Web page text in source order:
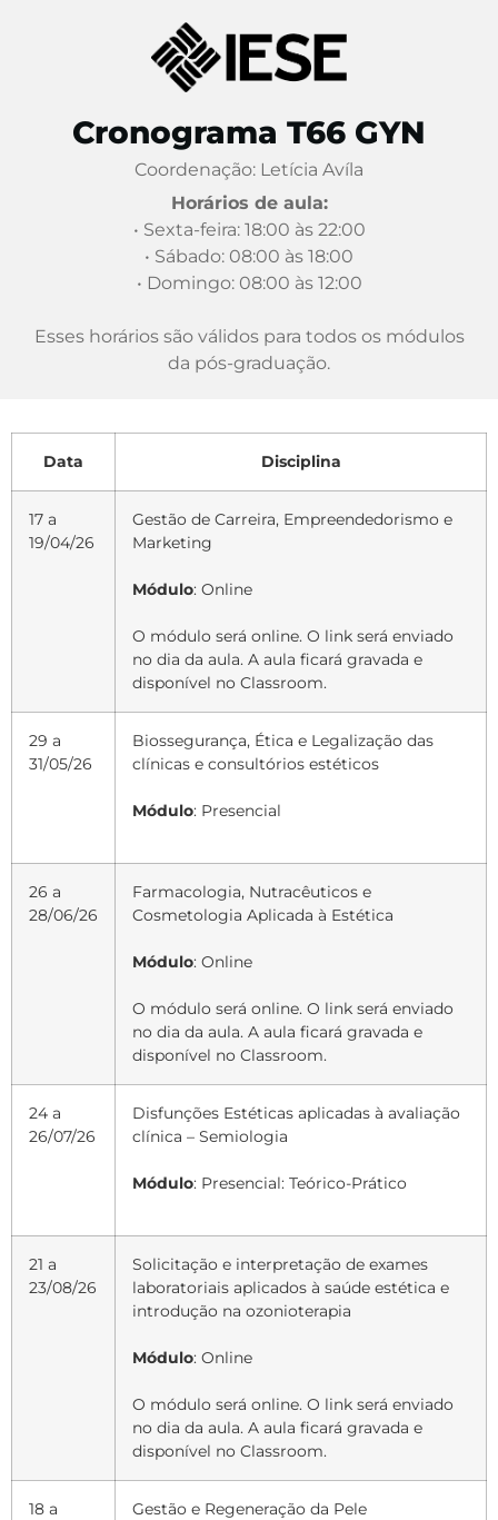
Cronograma T66 GYN
Coordenação: Letícia Avíla
Horários de aula:
• Sexta-feira: 18:00 às 22:00
• Sábado: 08:00 às 18:00
• Domingo: 08:00 às 12:00
Esses horários são válidos para todos os módulos
da pós-graduação.
Data Disciplina
17 a
19/04/26
Gestão de Carreira, Empreendedorismo e
Marketing
Módulo: Online
O módulo será online. O link será enviado
no dia da aula. A aula ficará gravada e
disponível no Classroom.
29 a
31/05/26
Biossegurança, Ética e Legalização das
clínicas e consultórios estéticos
Módulo: Presencial
26 a
28/06/26
Farmacologia, Nutracêuticos e
Cosmetologia Aplicada à Estética
Módulo: Online
O módulo será online. O link será enviado
no dia da aula. A aula ficará gravada e
disponível no Classroom.
24 a
26/07/26
Disfunções Estéticas aplicadas à avaliação
clínica – Semiologia
Módulo: Presencial: Teórico-Prático
21 a
23/08/26
Solicitação e interpretação de exames
laboratoriais aplicados à saúde estética e
introdução na ozonioterapia
Módulo: Online
O módulo será online. O link será enviado
no dia da aula. A aula ficará gravada e
disponível no Classroom.
18 a
Gestão e Regeneração da Pele